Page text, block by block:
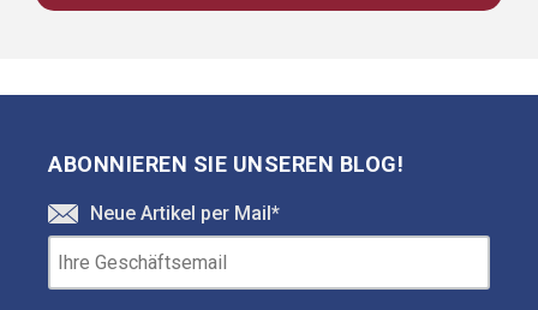
ABONNIEREN SIE UNSEREN BLOG!
Neue Artikel per Mail*